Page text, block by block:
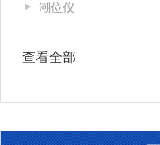
潮位仪
查看全部